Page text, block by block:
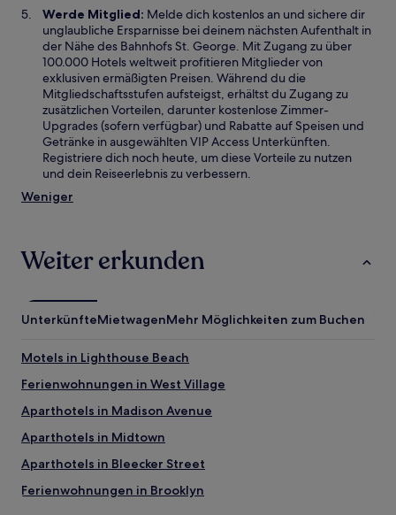
Werde Mitglied: Melde dich kostenlos an und sichere dir
unglaubliche Ersparnisse bei deinem nächsten Aufenthalt in
der Nähe des Bahnhofs St. George. Mit Zugang zu über
100.000 Hotels weltweit profitieren Mitglieder von
exklusiven ermäßigten Preisen. Während du die
Mitgliedschaftsstufen aufsteigst, erhältst du Zugang zu
zusätzlichen Vorteilen, darunter kostenlose Zimmer-
Upgrades (sofern verfügbar) und Rabatte auf Speisen und
Getränke in ausgewählten VIP Access Unterkünften.
Registriere dich noch heute, um diese Vorteile zu nutzen
und dein Reiseerlebnis zu verbessern.
Weniger
Weiter erkunden
UnterkünfteMietwagenMehr Möglichkeiten zum Buchen
Motels in Lighthouse Beach
Ferienwohnungen in West Village
Aparthotels in Madison Avenue
Aparthotels in Midtown
Aparthotels in Bleecker Street
Ferienwohnungen in Brooklyn